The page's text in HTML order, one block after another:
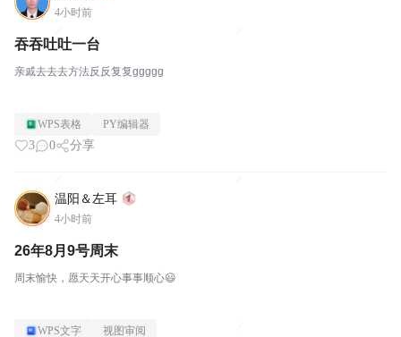
4小时前
吞吞吐吐一台
亲戚去去去方法反反复复ggggg
WPS表格 PY编辑器
3 0 分享
温阳＆左耳
4小时前
26年8月9号周末
周末愉快，愿天天开心事事顺心😃
WPS文字 视图审阅